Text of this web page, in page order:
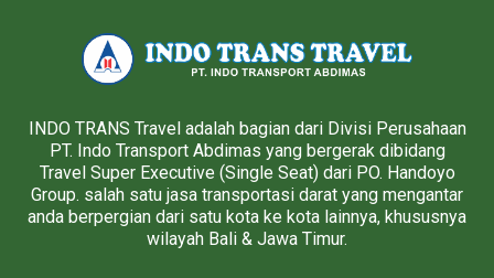
INDO TRANS Travel adalah bagian dari Divisi Perusahaan
PT. Indo Transport Abdimas yang bergerak dibidang
Travel Super Executive (Single Seat) dari PO. Handoyo
Group. salah satu jasa transportasi darat yang mengantar
anda berpergian dari satu kota ke kota lainnya, khususnya
wilayah Bali & Jawa Timur.